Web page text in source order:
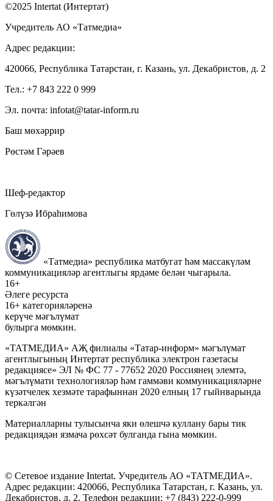
©2025 Intertat (Интертат)
Учредитель АО «Татмедиа»
Адрес редакции:
420066, Республика Татарстан, г. Казань, ул. Декабристов, д. 2
Тел.: +7 843 222 0 999
Эл. почта: infotat@tatar-inform.ru
Баш мөхәррир
Рөстәм Гәрәев
Шеф-редактор
Гөлүзә Ибраһимова
«Татмедиа» республика матбугат һәм массакүләм
коммуникацияләр агентлыгы ярдәме белән чыгарыла.
16+
Әлеге ресурста
16+ категорияләренә
керүче мәгълүмат
булырга мөмкин.
«ТАТМЕДИА» АҖ филиалы «Татар-информ» мәгълүмат
агентлыгының Интертат республика электрон газетасы
редакциясе» ЭЛ № ФС 77 - 77652 2020 Россиянең элемтә,
мәгълүмати технологияләр һәм гаммәви коммуникацияләрне
күзәтчелек хезмәте тарафыннан 2020 елның 17 гыйнварында
теркәлгән
Материалларны тулысынча яки өлешчә куллану бары тик
редакциядән язмача рөхсәт булганда гына мөмкин.
© Сетевое издание Intertat. Учредитель АО «ТАТМЕДИА».
Адрес редакции: 420066, Республика Татарстан, г. Казань, ул.
Декабристов, д. 2. Телефон редакции: +7 (843) 222-0-999